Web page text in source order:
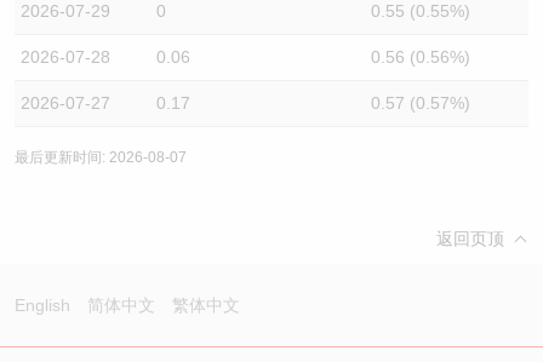
2026-07-29 0 0.55 (0.55%)
2026-07-28 0.06 0.56 (0.56%)
2026-07-27 0.17 0.57 (0.57%)
最后更新时间: 2026-08-07
返回页顶
English 简体中文 繁体中文